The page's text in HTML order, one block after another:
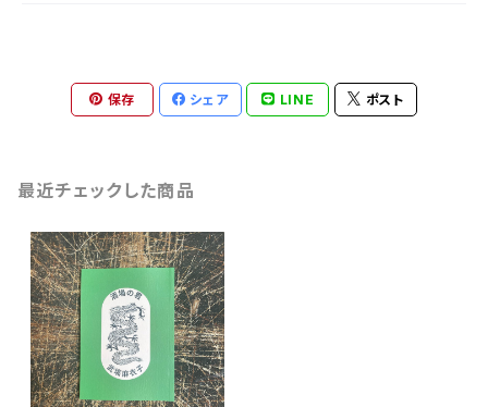
保存 シェア LINE ポスト
最近チェックした商品